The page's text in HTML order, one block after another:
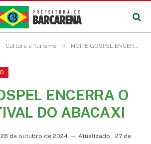
Cultura e Turismo » NOITE GOSPEL ENCERRA O 42º FESTIVAL DO ABACAXI
ENCERRA O
DO ABACAXI
28 de outubro de 2024 Atualizado: 27 de